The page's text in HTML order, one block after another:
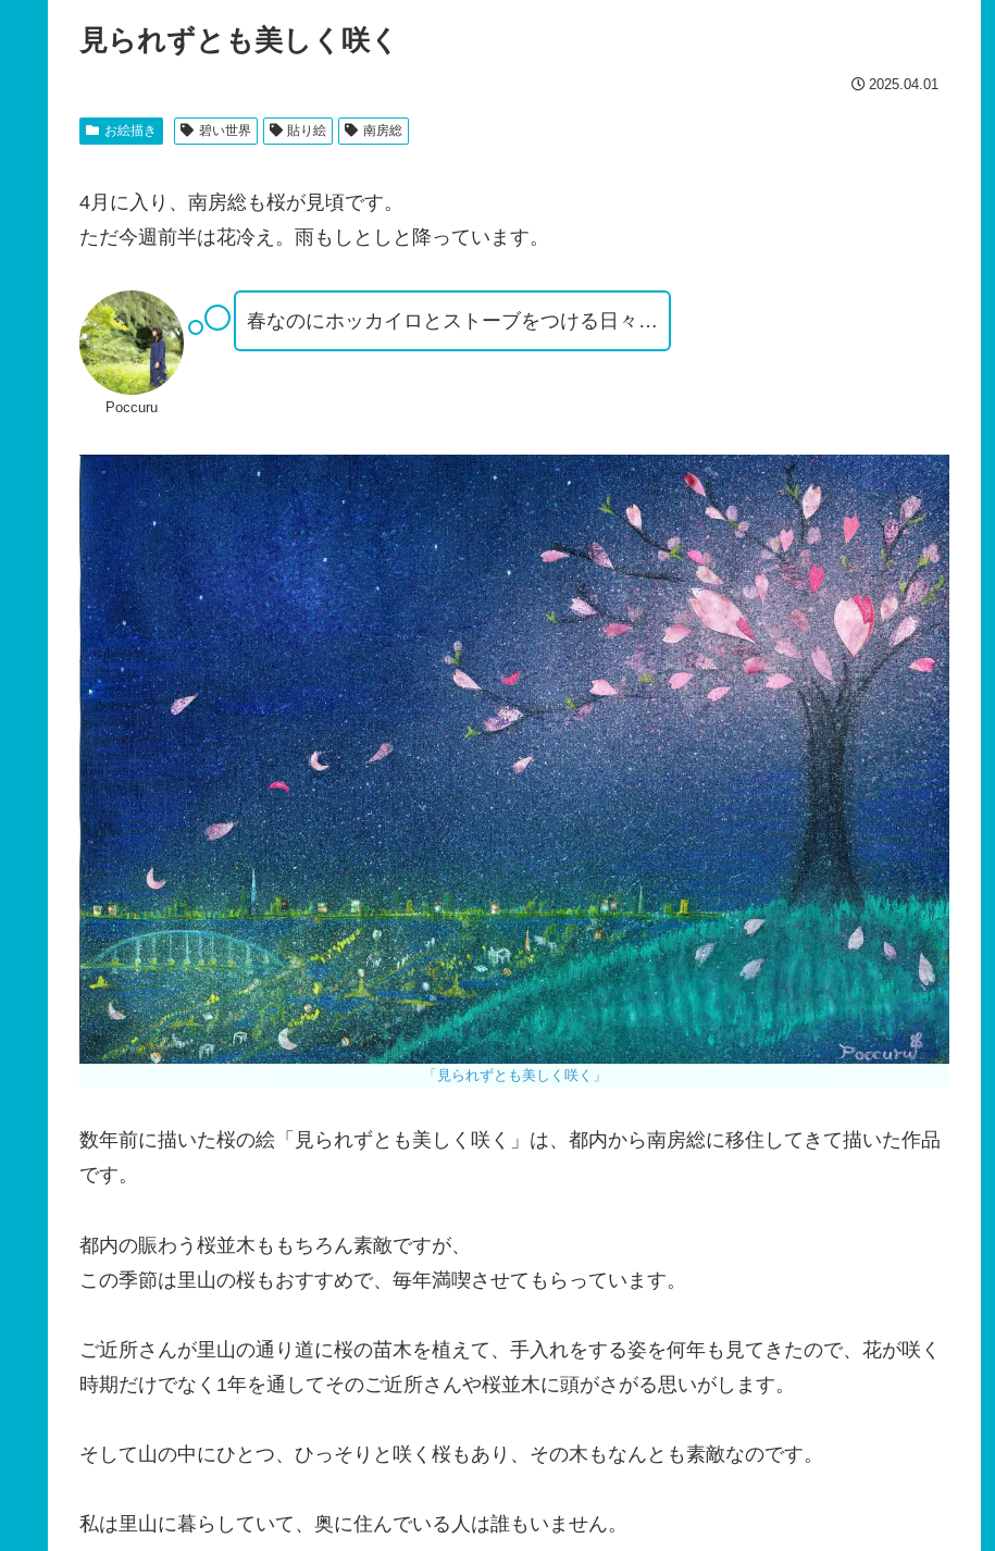
見られずとも美しく咲く
2025.04.01
お絵描き 碧い世界 貼り絵 南房総
4月に入り、南房総も桜が見頃です。
ただ今週前半は花冷え。雨もしとしと降っています。
Poccuru
春なのにホッカイロとストーブをつける日々…
「見られずとも美しく咲く」
数年前に描いた桜の絵「見られずとも美しく咲く」は、都内から南房総に移住してきて描いた作品
です。
都内の賑わう桜並木ももちろん素敵ですが、
この季節は里山の桜もおすすめで、毎年満喫させてもらっています。
ご近所さんが里山の通り道に桜の苗木を植えて、手入れをする姿を何年も見てきたので、花が咲く
時期だけでなく1年を通してそのご近所さんや桜並木に頭がさがる思いがします。
そして山の中にひとつ、ひっそりと咲く桜もあり、その木もなんとも素敵なのです。
私は里山に暮らしていて、奥に住んでいる人は誰もいません。